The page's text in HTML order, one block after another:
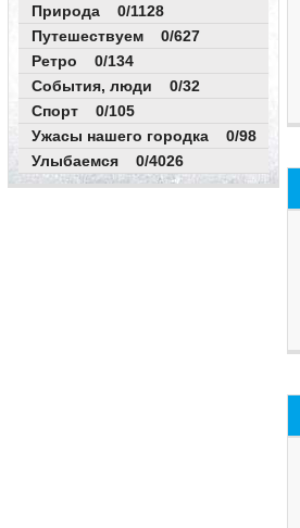
Природа 0/1128
Путешествуем 0/627
Ретро 0/134
События, люди 0/32
Спорт 0/105
Ужасы нашего городка 0/98
Улыбаемся 0/4026